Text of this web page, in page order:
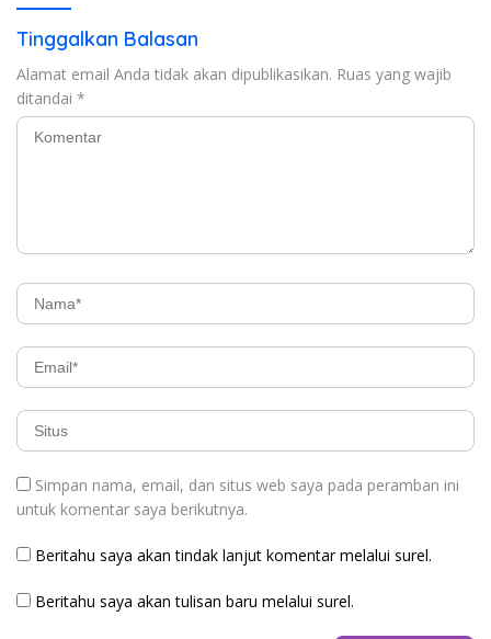
Tinggalkan Balasan
Alamat email Anda tidak akan dipublikasikan. Ruas yang wajib
ditandai *
Simpan nama, email, dan situs web saya pada peramban ini
untuk komentar saya berikutnya.
Beritahu saya akan tindak lanjut komentar melalui surel.
Beritahu saya akan tulisan baru melalui surel.